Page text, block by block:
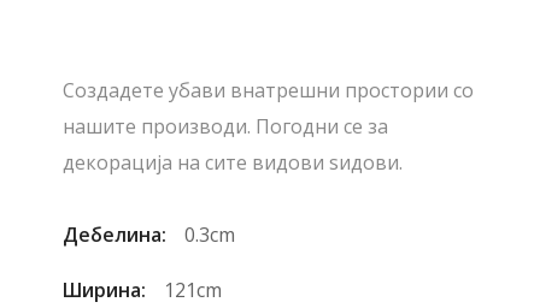
Создадете убави внатрешни простории со
нашите производи. Погодни се за
декорација на сите видови ѕидови.
Дебелина: 0.3cm
Ширина: 121cm